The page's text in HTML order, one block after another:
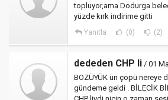
topluyor,ama Dodurga
yüzde kırk indirime gitti
Yanıtla (0) (2)
dededen CHP li / 01
BOZÜYÜK ün çöpü nereye
gündeme geldi . BİLECİK